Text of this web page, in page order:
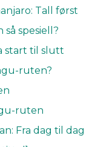
Tall først
spesiell?
start til slutt
ruten?
ruten
Fra dag til dag